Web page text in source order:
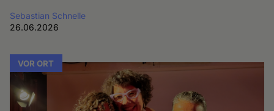
Sebastian Schnelle
26.06.2026
VOR ORT